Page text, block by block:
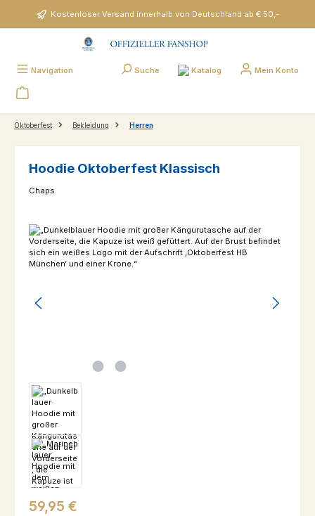
Zum Hauptinhalt springenKostenloser Versand innerhalb von Deutschland ab € 50,-
Navigation Suche Katalog Mein Konto
Oktoberfest Bekleidung Herren
Hoodie Oktoberfest Klassisch
Chaps
Bildergalerie überspringen
Regulärer Preis:
59,95 €